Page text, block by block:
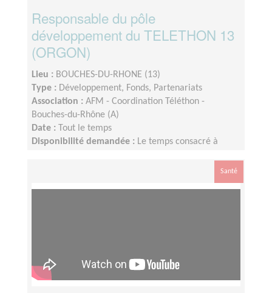
Responsable du pôle
développement du TELETHON 13
(ORGON)
Lieu : BOUCHES-DU-RHONE (13)
Type : Développement, Fonds, Partenariats
Association : AFM - Coordination Téléthon -
Bouches-du-Rhône (A)
Date :
Tout le temps
Disponibilité demandée : Le temps consacré à
sollicitation est plus importante de Septembre àSanté